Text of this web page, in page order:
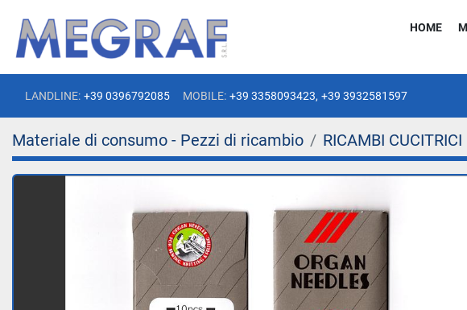
HOME
LANDLINE: +39 0396792085 MOBILE: +39 3358093423, +39 3932581597
Materiale di consumo - Pezzi di ricambio RICAMBI CUCITRICI